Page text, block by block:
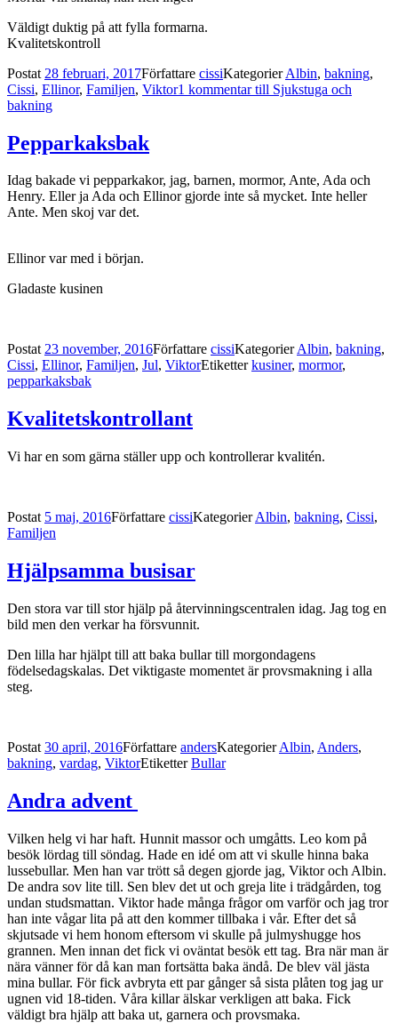
Väldigt duktig på att fylla formarna.
Kvalitetskontroll
Postat 28 februari, 2017Författare cissiKategorierAlbin, bakning,
Cissi, Ellinor, Familjen, Viktor1 kommentartill Sjukstuga och
bakning
Pepparkaksbak
Idag bakade vi pepparkakor, jag, barnen, mormor, Ante, Ada och
Henry. Eller ja Ada och Ellinor gjorde inte så mycket. Inte heller
Ante. Men skoj var det.
Ellinor var med i början.
Gladaste kusinen
Postat23 november, 2016Författare cissiKategorierAlbin, bakning,
Cissi, Ellinor, Familjen, Jul, ViktorEtiketterkusiner, mormor,
pepparkaksbak
Kvalitetskontrollant
Vi har en som gärna ställer upp och kontrollerar kvalitén.
Postat 5 maj, 2016Författare cissiKategorierAlbin, bakning, Cissi,
Familjen
Hjälpsamma busisar
Den stora var till stor hjälp på återvinningscentralen idag. Jag tog en
bild men den verkar ha försvunnit.
Den lilla har hjälpt till att baka bullar till morgondagens
födelsedagskalas. Det viktigaste momentet är provsmakning i alla
steg.
Postat 30 april, 2016Författare andersKategorierAlbin, Anders,
bakning, vardag, ViktorEtiketterBullar
Andra advent
Vilken helg vi har haft. Hunnit massor och umgåtts. Leo kom på
besök lördag till söndag. Hade en idé om att vi skulle hinna baka
lussebullar. Men han var trött så degen gjorde jag, Viktor och Albin.
De andra sov lite till. Sen blev det ut och greja lite i trädgården, tog
undan studsmattan. Viktor hade många frågor om varför och jag tror
han inte vågar lita på att den kommer tillbaka i vår. Efter det så
skjutsade vi hem honom eftersom vi skulle på julmyshugge hos
grannen. Men innan det fick vi oväntat besök ett tag. Bra när man är
nära vänner för då kan man fortsätta baka ändå. De blev väl jästa
mina bullar. För fick avbryta ett par gånger så sista plåten tog jag ur
ugnen vid 18-tiden. Våra killar älskar verkligen att baka. Fick
väldigt bra hjälp att baka ut, garnera och provsmaka.